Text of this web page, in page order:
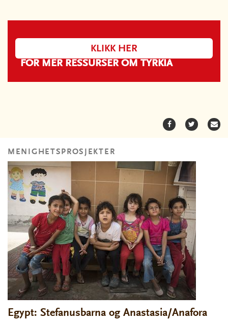
KLIKK HER
FOR MER RESSURSER OM TYRKIA
MENIGHETSPROSJEKTER
Egypt: Stefanusbarna og Anastasia/Anafora